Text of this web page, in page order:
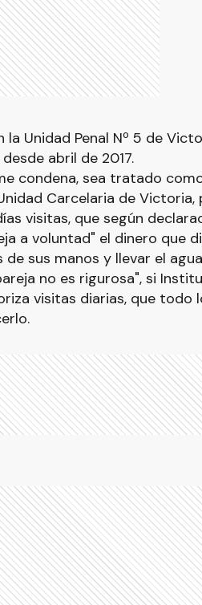
Unidad Penal Nº 5 de
abril de 2017.
condena, sea tratado
Carcelaria de Victoria,
visitas, que según
a voluntad" el dinero que
sus manos y llevar el
no es rigurosa", si
visitas diarias, que todo